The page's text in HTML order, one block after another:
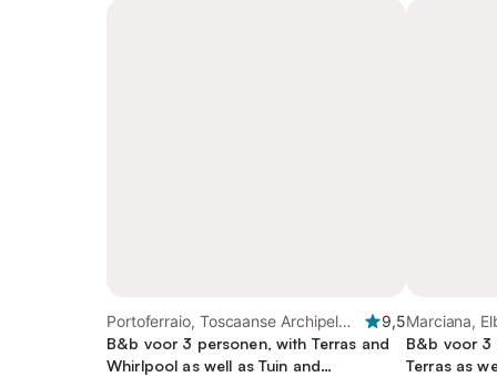
Portoferraio, Toscaanse Archipel
Nationaal Park
9,5
B&b voor 3 personen, with Terras and
Whirlpool as well as Tuin and
Marciana,
B&b voor 3
Terras as